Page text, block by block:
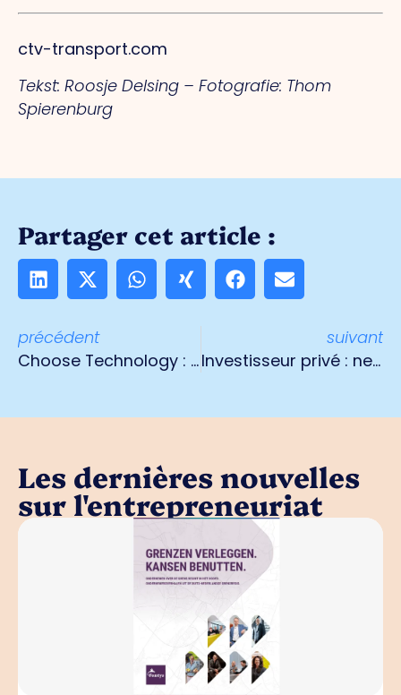
ctv-transport.com
Tekst: Roosje Delsing – Fotografie: Thom
Spierenburg
Partager cet article :
précédent
Choose Technology : "Ceux qui n'adhèrent pas maintenant seront en dehors de la société dans cinq ans".
suivant
Investisseur privé : ne vendez pas vos briques !
Les dernières nouvelles
sur l'entrepreneuriat